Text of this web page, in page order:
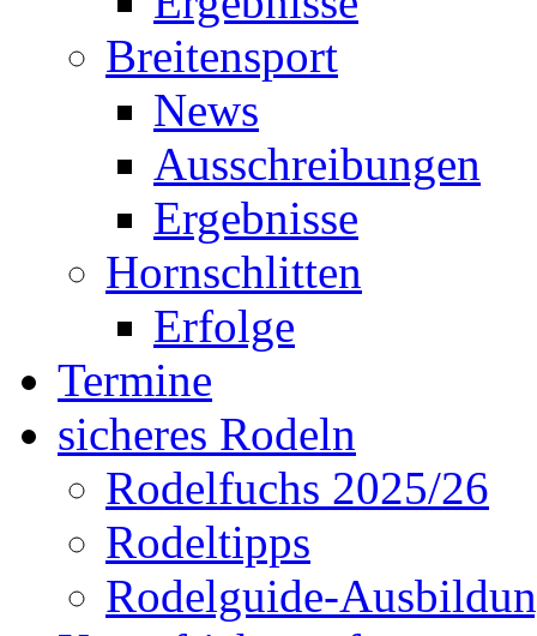
Breitensport
News
Ausschreibungen
Ergebnisse
Hornschlitten
Erfolge
Termine
sicheres Rodeln
Rodelfuchs 2025/26
Rodeltipps
Rodelguide-